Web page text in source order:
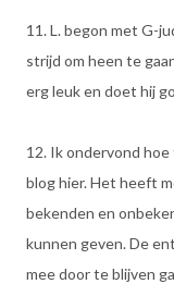
11. L. begon met G-
strijd om heen te
erg leuk en doet hij
12. Ik ondervond hoe
blog hier. Het heeft
bekenden en
kunnen geven. De
mee door te blijven